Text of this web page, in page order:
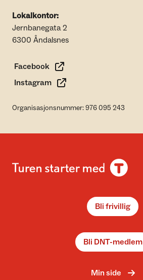
Lokalkontor:
Jernbanegata 2
6300 Åndalsnes
Facebook
Instagram
Organisasjonsnummer: 976 095 243
Bli frivillig
Bli DNT-medlem
Min side